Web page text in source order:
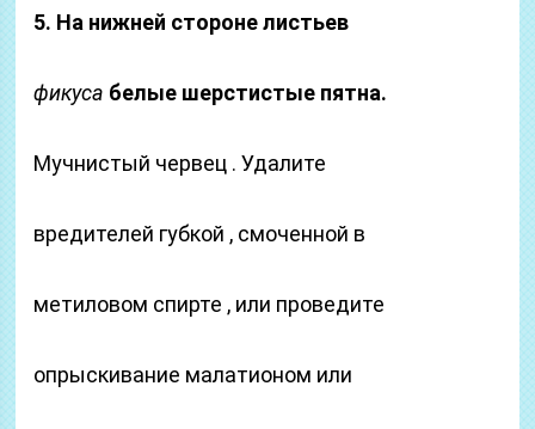
5. На нижней стороне листьев
фикуса белые шерстистые пятна.
Мучнистый червец . Удалите
вредителей губкой , смоченной в
метиловом спирте , или проведите
опрыскивание малатионом или